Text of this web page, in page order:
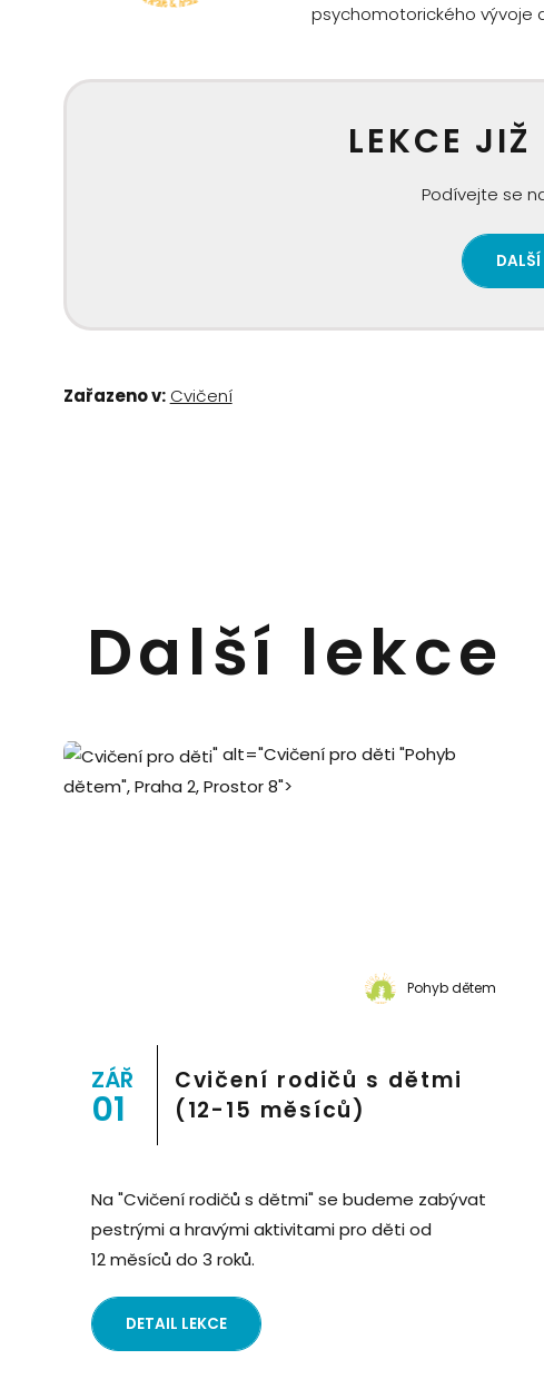
psychomotorického vývoje
LEKCE JIŽ
Podívejte se
DALŠÍ
Zařazeno v: Cvičení
Další lekce
" alt="Cvičení pro děti "Pohyb
dětem", Praha 2, Prostor 8">
Pohyb dětem
ZÁŘ
01
Cvičení rodičů s dětmi
(12-15 měsíců)
Na "Cvičení rodičů s dětmi" se budeme zabývat
pestrými a hravými aktivitami pro děti od
12 měsíců do 3 roků.
DETAIL LEKCE